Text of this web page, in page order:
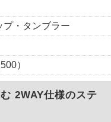
プ・タンブラー
）
2WAY仕様のステ